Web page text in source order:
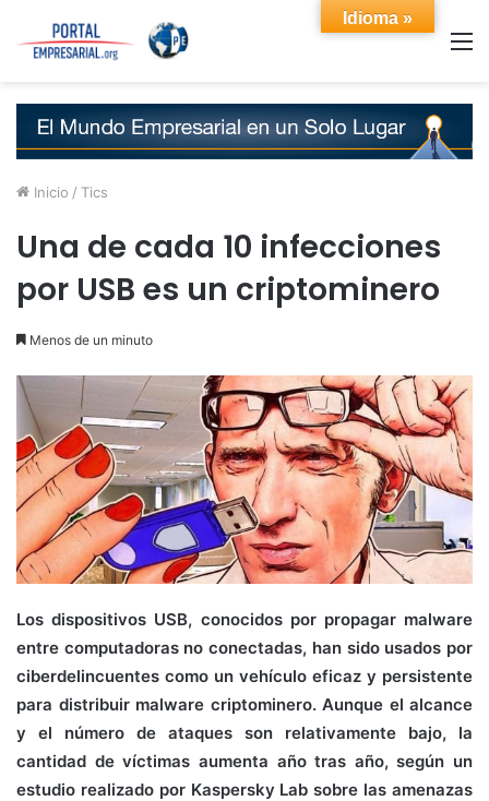
Inicio / Tics
Una de cada 10 infecciones
por USB es un criptominero
Menos de un minuto
Los dispositivos USB, conocidos por propagar malware
entre computadoras no conectadas, han sido usados por
ciberdelincuentes como un vehículo eficaz y persistente
para distribuir malware criptominero. Aunque el alcance
y el número de ataques son relativamente bajo, la
cantidad de víctimas aumenta año tras año, según un
estudio realizado por Kaspersky Lab sobre las amenazas
Idioma »